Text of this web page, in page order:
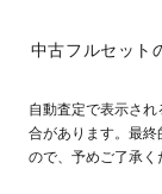
中古フルセット
自動査定で表示さ
合があります。最
ので、予めご了承く